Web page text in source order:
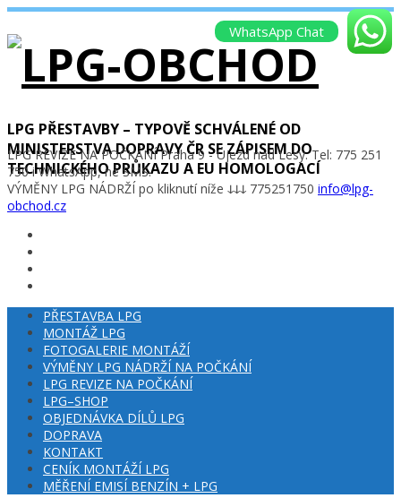
LPG PŘESTAVBY – TYPOVĚ SCHVÁLENÉ OD
MINISTERSTVA DOPRAVY ČR SE ZÁPISEM DO
TECHNICKÉHO PRŮKAZU A EU HOMOLOGACÍ
LPG REVIZE NA POČKÁNÍ Praha 9 - Újezd nad Lesy. Tel: 775 251
750 i WhatsApp, ne SMS.
VÝMĚNY LPG NÁDRŽÍ po kliknutí níže ↆↆↆ 775251750 info@lpg-
obchod.cz
PŘESTAVBA LPG
MONTÁŽ LPG
FOTOGALERIE MONTÁŽÍ
VÝMĚNY LPG NÁDRŽÍ NA POČKÁNÍ
LPG REVIZE NA POČKÁNÍ
LPG–SHOP
OBJEDNÁVKA DÍLŮ LPG
DOPRAVA
KONTAKT
CENÍK MONTÁŽÍ LPG
MĚŘENÍ EMISÍ BENZÍN + LPG
WhatsApp Chat